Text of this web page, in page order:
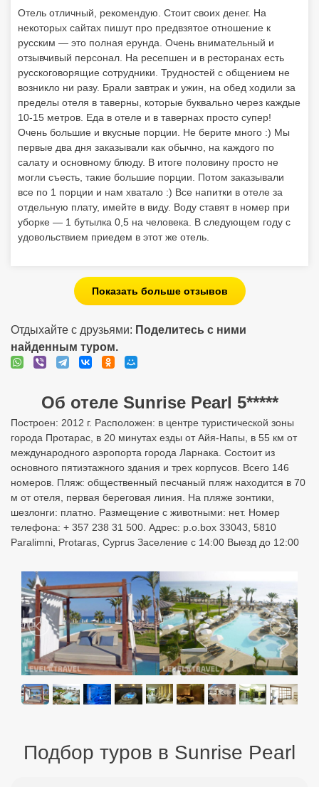
Отель отличный, рекомендую. Стоит своих денег. На
некоторых сайтах пишут про предвзятое отношение к
русским — это полная ерунда. Очень внимательный и
отзывчивый персонал. На ресепшен и в ресторанах есть
русскоговорящие сотрудники. Трудностей с общением не
возникло ни разу. Брали завтрак и ужин, на обед ходили за
пределы отеля в таверны, которые буквально через каждые
10-15 метров. Еда в отеле и в тавернах просто супер!
Очень большие и вкусные порции. Не берите много :) Мы
первые два дня заказывали как обычно, на каждого по
салату и основному блюду. В итоге половину просто не
могли съесть, такие большие порции. Потом заказывали
все по 1 порции и нам хватало :) Все напитки в отеле за
отдельную плату, имейте в виду. Воду ставят в номер при
уборке — 1 бутылка 0,5 на человека. В следующем году с
удовольствием приедем в этот же отель.
Показать больше отзывов
Отдыхайте с друзьями: Поделитесь с ними
найденным туром.
Об отеле Sunrise Pearl 5*****
Построен: 2012 г. Расположен: в центре туристической зоны
города Протарас, в 20 минутах езды от Айя-Напы, в 55 км от
международного аэропорта города Ларнака. Состоит из
основного пятиэтажного здания и трех корпусов. Всего 146
номеров. Пляж: общественный песчаный пляж находится в 70
м от отеля, первая береговая линия. На пляже зонтики,
шезлонги: платно. Размещение с животными: нет. Номер
телефона: + 357 238 31 500. Адрес: p.o.box 33043, 5810
Paralimni, Protaras, Cyprus Заселение с 14:00 Выезд до 12:00
Подбор туров в Sunrise Pearl